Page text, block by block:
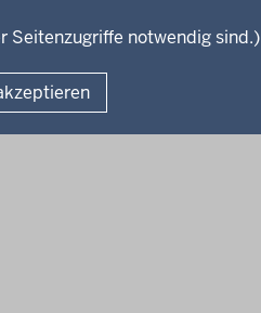
Seitenzugriffe notwendig sind.)